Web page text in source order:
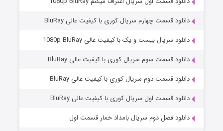
مردگان متحرک: شهر مرده ۳
قسمت۲ (زیرنویس) منتشر شد
دانلود قسمت چهارم سریال کوری با کیفیت عالی BluRay
دانلود سریال بیست و یک با کیفیت عالی 1080p BluRay
دانلود قسمت سوم سریال کوری با کیفیت عالی BluRay
دانلود قسمت دوم سریال کوری با کیفیت عالی BluRay
دانلود قسمت اول سریال کوری با کیفیت عالی BluRay
دانلود فصل دوم سریال بامداد خمار قسمت اول